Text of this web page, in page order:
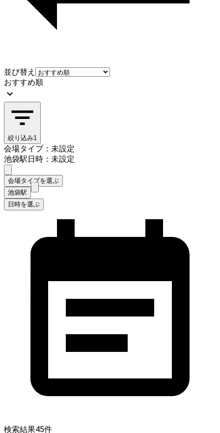
並び替え
おすすめ順
絞り込み1
会場タイプ：未設定
池袋駅日時：未設定
会場タイプを選ぶ
池袋駅
日時を選ぶ
検索結果45件